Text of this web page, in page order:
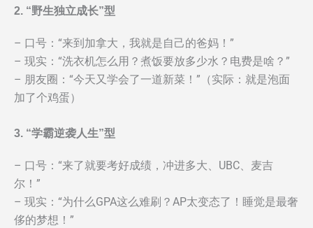
2. “野生独立成长”型
– 口号：“来到加拿大，我就是自己的爸妈！”
– 现实：“洗衣机怎么用？煮饭要放多少水？电费是啥？”
– 朋友圈：“今天又学会了一道新菜！”（实际：就是泡面
加了个鸡蛋）
3. “学霸逆袭人生”型
– 口号：“来了就要考好成绩，冲进多大、UBC、麦吉
尔！”
– 现实：“为什么GPA这么难刷？AP太变态了！睡觉是最奢
侈的梦想！”